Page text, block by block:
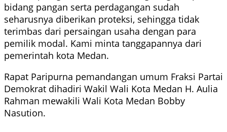
bidang pangan serta perdagangan sudah
seharusnya diberikan proteksi, sehingga tidak
terimbas dari persaingan usaha dengan para
pemilik modal. Kami minta tanggapannya dari
pemerintah kota Medan.
Rapat Paripurna pemandangan umum Fraksi Partai
Demokrat dihadiri Wakil Wali Kota Medan H. Aulia
Rahman mewakili Wali Kota Medan Bobby
Nasution.